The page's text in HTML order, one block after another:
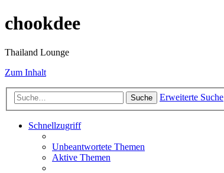
chookdee
Thailand Lounge
Zum Inhalt
Suche Erweiterte Suche
Schnellzugriff
Unbeantwortete Themen
Aktive Themen